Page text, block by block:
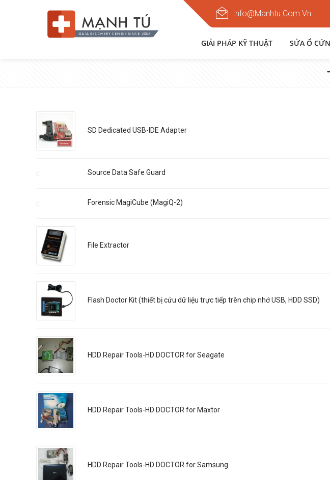
Info@manhtu.com.vn
GIẢI PHÁP KỸ THUẬT SỬA Ổ
SD Dedicated USB-IDE Adapter
Source Data Safe Guard
Forensic MagiCube (MagiQ-2)
File Extractor
Flash Doctor Kit (thiết bị cứu dữ liệu trực tiếp trên chip nhớ USB, HDD SSD)
HDD Repair Tools-HD DOCTOR for Seagate
HDD Repair Tools-HD DOCTOR for Maxtor
HDD Repair Tools-HD DOCTOR for Samsung